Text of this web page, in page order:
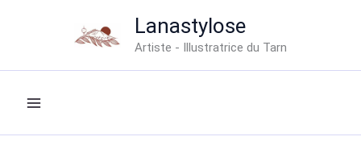
Lanastylose
Artiste - Illustratrice du Tarn